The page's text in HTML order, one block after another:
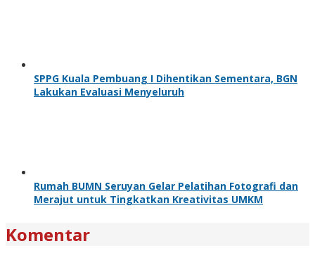
SPPG Kuala Pembuang I Dihentikan Sementara, BGN
Lakukan Evaluasi Menyeluruh
Rumah BUMN Seruyan Gelar Pelatihan Fotografi dan
Merajut untuk Tingkatkan Kreativitas UMKM
Komentar